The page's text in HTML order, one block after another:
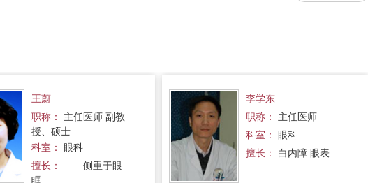
王蔚
职称：
主任医师 副教
授、硕士
科室：
眼科
擅长：
侧重于眼
眶…
李学东
职称：
主任医师
科室：
眼科
擅长： 白内障 眼表…